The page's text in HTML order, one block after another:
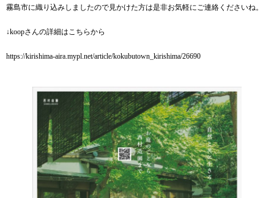
霧島市に織り込みしましたので見かけた方は是非お気軽にご連絡くださいね。
↓koopさんの詳細はこちらから
https://kirishima-aira.mypl.net/article/kokubutown_kirishima/26690